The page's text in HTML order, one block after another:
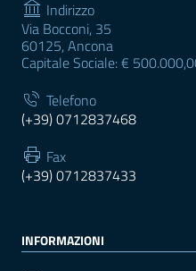
Indirizzo
Via Bocconi, 35
60125, Ancona
Capitale Sociale: €
Telefono
(+39) 0712837468
Fax
(+39) 0712837433
INFORMAZIONI